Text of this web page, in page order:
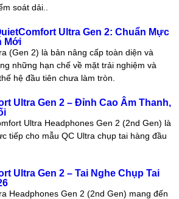
soát dải..
Ultra Gen 2: Chuẩn Mực
Mới
(Gen 2) là bản nâng cấp toàn diện và
những hạn chế về mặt trải nghiệm và
hệ đầu tiên chưa làm tròn.
Ultra Gen 2 – Đỉnh Cao Âm Thanh,
Ultra Headphones Gen 2 (2nd Gen) là
tiếp cho mẫu QC Ultra chụp tai hàng đầu
Ultra Gen 2 – Tai Nghe Chụp Tai
Headphones Gen 2 (2nd Gen) mang đến